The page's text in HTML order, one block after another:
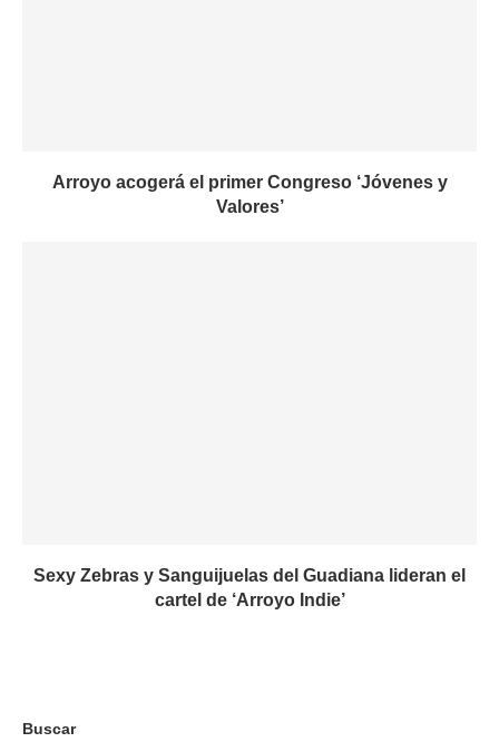
Arroyo acogerá el primer Congreso ‘Jóvenes y
Valores’
Sexy Zebras y Sanguijuelas del Guadiana lideran el
cartel de ‘Arroyo Indie’
Buscar